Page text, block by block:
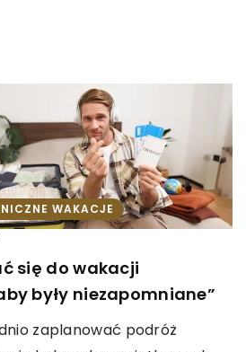
WAKACJE
się do wakacji
były niezapomniane”
zaplanować podróż